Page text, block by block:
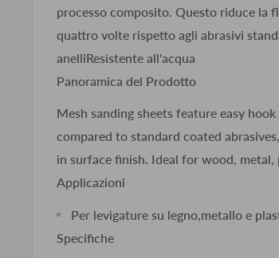
processo composito. Questo riduce la
quattro volte rispetto agli abrasivi
anelliResistente all'acqua
Panoramica del Prodotto
Mesh sanding sheets feature easy
compared to standard coated
in surface finish. Ideal for wood,
Applicazioni
Per levigature su legno,metallo e
Specifiche